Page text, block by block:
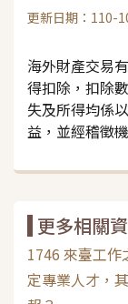
更新日期：110-
海外財產交易
得扣除，扣除
失及所得均係
益，並經稽徵
更多相關
1746 來臺工
定專業人才，